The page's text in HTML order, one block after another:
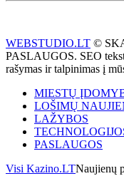
WEBSTUDIO.LT ©
PASLAUGOS. SEO
rašymas ir talpinimas į
MIESTŲ
LOŠIMŲ
LAŽYBOS
PASLAUGOS
Visi Kazino.LTNaujienų